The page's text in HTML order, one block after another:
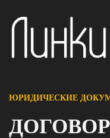
ЮРИДИЧЕСКИЕ
ДОГОВОР